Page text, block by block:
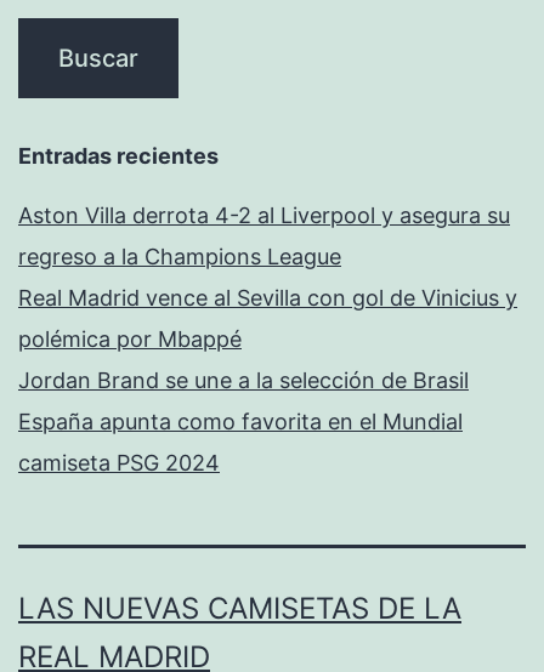
Entradas recientes
Aston Villa derrota 4-2 al Liverpool y asegura su
regreso a la Champions League
Real Madrid vence al Sevilla con gol de Vinicius y
polémica por Mbappé
Jordan Brand se une a la selección de Brasil
España apunta como favorita en el Mundial
camiseta PSG 2024
LAS NUEVAS CAMISETAS DE LA
REAL MADRID